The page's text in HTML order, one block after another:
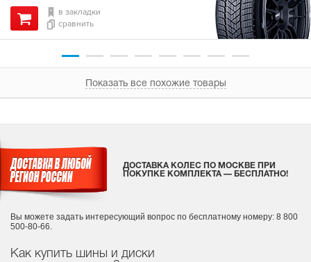
в закладки
сравнить
Показать все похожие товары
Как купить шины и диски
ДОСТАВКА КОЛЕС ПО МОСКВЕ ПРИ
ПОКУПКЕ КОМПЛЕКТА — БЕСПЛАТНО!
Вы можете задать интересующий вопрос по бесплатному номеру: 8 800
500-80-66.